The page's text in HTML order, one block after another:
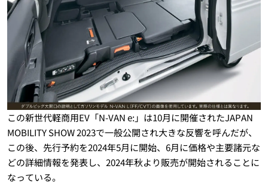
この新世代軽商用EV「N-VAN e:」は10月に開催されたJAPAN
MOBILITY SHOW 2023で一般公開され大きな反響を呼んだが、
この後、先行予約を2024年5月に開始、6月に価格や主要諸元な
どの詳細情報を発表し、2024年秋より販売が開始されることに
なっている。